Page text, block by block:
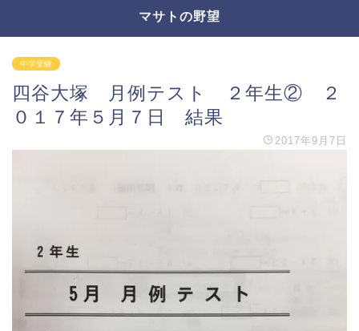
マサトの野望
中学受験
四谷大塚 月例テスト ２年生② ２
０１７年５月７日 結果
2017年9月7日